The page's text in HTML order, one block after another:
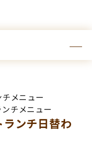
メニュー
ンチ日替わ